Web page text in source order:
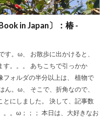
in Japan〕：椿 -
。ω、 お散歩に出かけると、
す。。。 あちこちで引っかか
ォルダの半分以上は、 植物で
ん。ω、 そこで、折角なので、
にしました。 決して、記事数
。。ω；；； 本日は、大好きなお